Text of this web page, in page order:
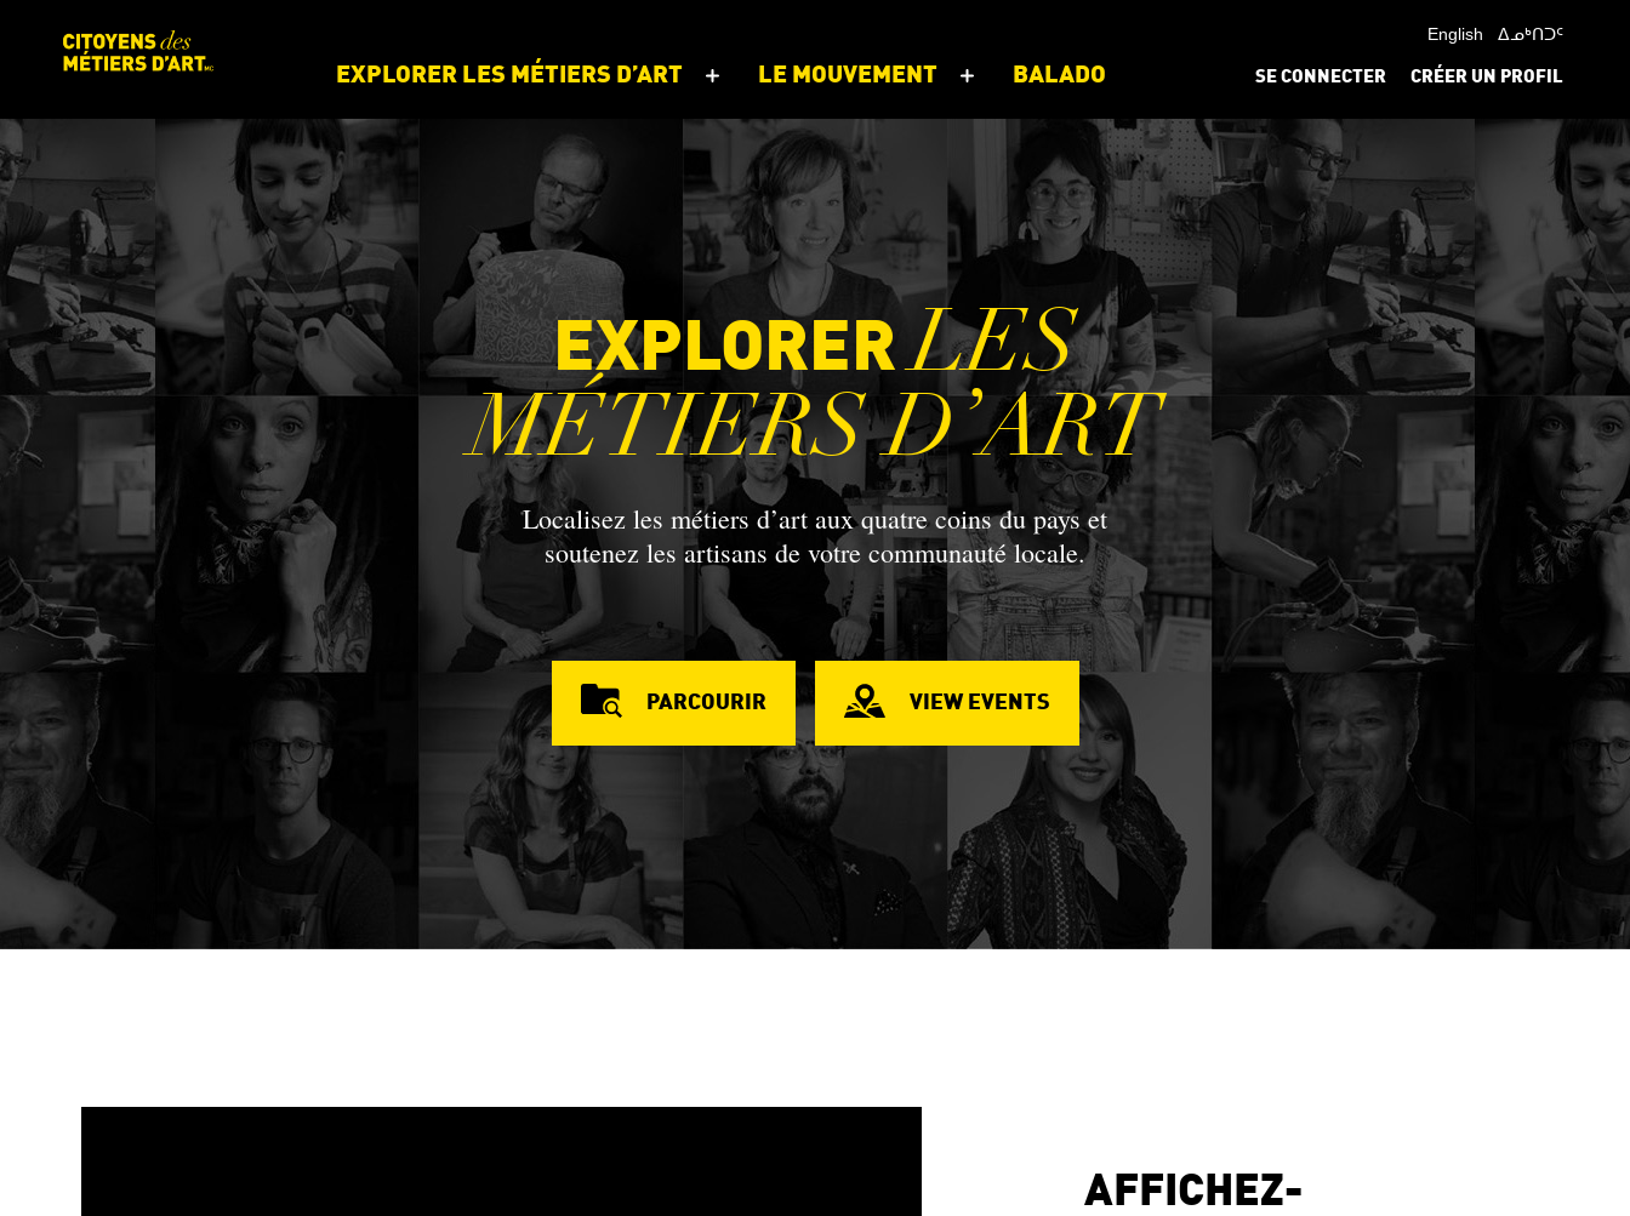
EXPLORER LES MÉTIERS D’ART LE MOUVEMENT BALADO
English ᐃᓄᒃᑎᑐᑦ
SE CONNECTER CRÉER UN PROFIL
EXPLORERLES
MÉTIERS D’ART
Localisez les métiers d’art aux quatre coins du pays et
soutenez les artisans de votre communauté locale.
PARCOURIR VIEW EVENTS
AFFICHEZ-